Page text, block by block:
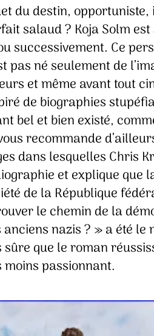
du destin,
salaud ? Koja Solm
successivement. Ce
pas né seulement de
et même avant tout
de biographies
bel et bien existé,
recommande
dans lesquelles Chris
et explique que
de la République
le chemin de la
anciens nazis ? » a été
sûre que le roman
moins passionnant.